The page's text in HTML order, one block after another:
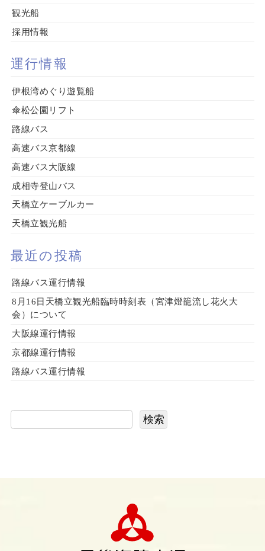
観光船
採用情報
運行情報
伊根湾めぐり遊覧船
傘松公園リフト
路線バス
高速バス京都線
高速バス大阪線
成相寺登山バス
天橋立ケーブルカー
天橋立観光船
最近の投稿
路線バス運行情報
8月16日天橋立観光船臨時時刻表（宮津燈籠流し花火大
会）について
大阪線運行情報
京都線運行情報
路線バス運行情報
検索